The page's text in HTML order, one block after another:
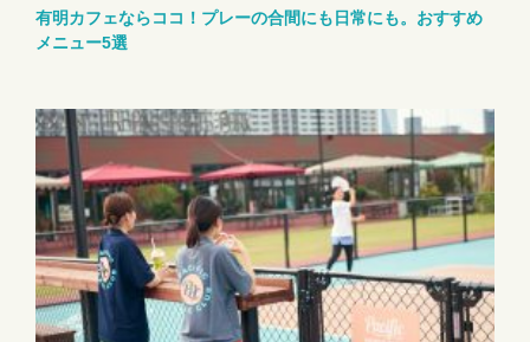
有明カフェならココ！プレーの合間にも日常にも。おすすめ
メニュー5選